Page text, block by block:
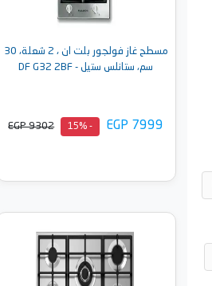
مسطح غاز فولجور بلت ان ، 2 شعلة، 30
سم، ستانلس ستيل - DF G32 2BF
EGP 7999
- 15%
EGP 9302
أضف إلى السلة